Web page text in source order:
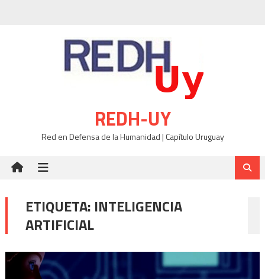
REDH-UY
Red en Defensa de la Humanidad | Capítulo Uruguay
ETIQUETA: INTELIGENCIA
ARTIFICIAL